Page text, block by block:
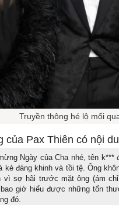
Truyền thông hé lộ mối
của Pax Thiên có nội
Ngày của Cha nhé, tên
kẻ đáng khinh và tồi tệ. Ông
vì sợ hãi trước mặt ông (ám
giờ hiểu được những tổn
đó.